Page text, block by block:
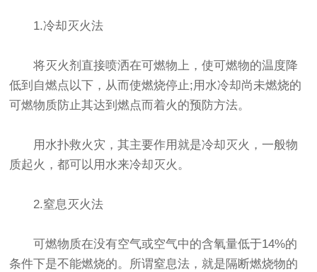
1.冷却灭火法
将灭火剂直接喷洒在可燃物上，使可燃物的温度降
低到自燃点以下，从而使燃烧停止;用水冷却尚未燃烧的
可燃物质防止其达到燃点而着火的预防方法。
用水扑救火灾，其主要作用就是冷却灭火，一般物
质起火，都可以用水来冷却灭火。
2.窒息灭火法
可燃物质在没有空气或空气中的含氧量低于14%的
条件下是不能燃烧的。所谓窒息法，就是隔断燃烧物的